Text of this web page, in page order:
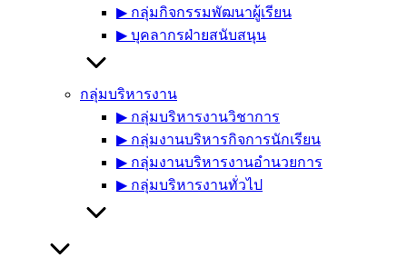
▶︎ กลุ่มกิจกรรมพัฒนาผู้เรียน
▶︎ บุคลากรฝ่ายสนับสนุน
กลุ่มบริหารงาน
▶︎ กลุ่มบริหารงานวิชาการ
▶︎ กลุ่มงานบริหารกิจการนักเรียน
▶︎ กลุ่มงานบริหารงานอำนวยการ
▶︎ กลุ่มบริหารงานทั่วไป